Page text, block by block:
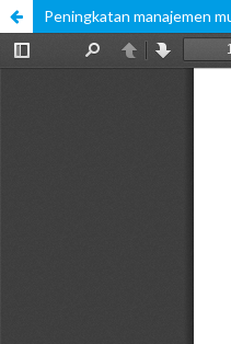
Peningkatan manajemen